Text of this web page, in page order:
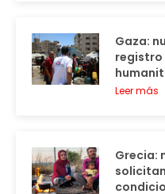
Gaza:
registro
Leer más
Grecia: